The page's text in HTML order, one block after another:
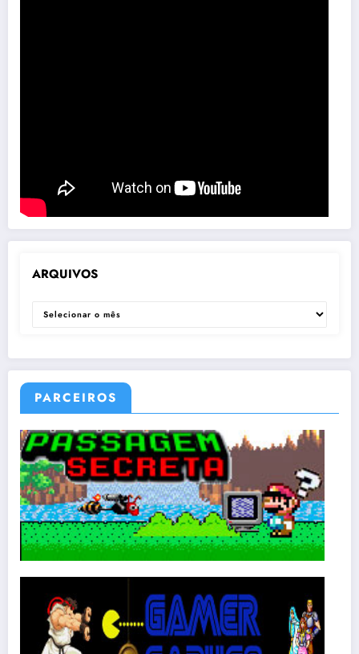
ARQUIVOS
ARQUIVOS
PARCEIROS